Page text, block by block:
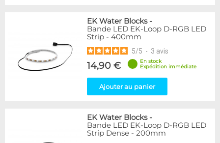
EK Water Blocks-
Bande LED EK-Loop D-RGB LED
Strip - 400mm
5/5 - 3 avis
14,90 €
En stock
Expédition immédiate
Ajouter au panier
EK Water Blocks-
Bande LED EK-Loop D-RGB LED
Strip Dense - 200mm